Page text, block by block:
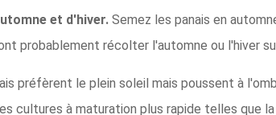
et d'hiver. Semez les panais en
probablement récolter l'automne ou l'hiver
préfèrent le plein soleil mais poussent à
cultures à maturation plus rapide telles que